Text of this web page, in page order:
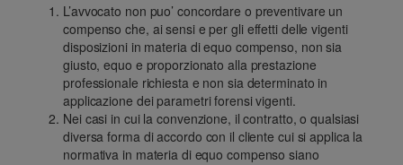
L’avvocato non puo’ concordare o preventivare un
compenso che, ai sensi e per gli effetti delle vigenti
disposizioni in materia di equo compenso, non sia
giusto, equo e proporzionato alla prestazione
professionale richiesta e non sia determinato in
applicazione dei parametri forensi vigenti.
Nei casi in cui la convenzione, il contratto, o qualsiasi
diversa forma di accordo con il cliente cui si applica la
normativa in materia di equo compenso siano